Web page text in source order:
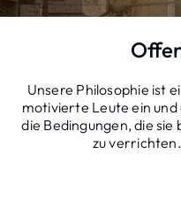
Unsere Philosophie ist
motivierte Leute ein
die Bedingungen, die
zu